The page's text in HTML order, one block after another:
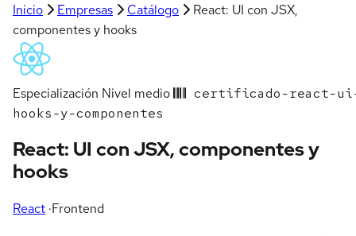
Inicio Empresas Catálogo
React: UI con JSX,
componentes y hooks
Especialización Nivel medio
certificado-react-
hooks-y-componentes
React: UI con JSX, componentes y
hooks
React ·Frontend